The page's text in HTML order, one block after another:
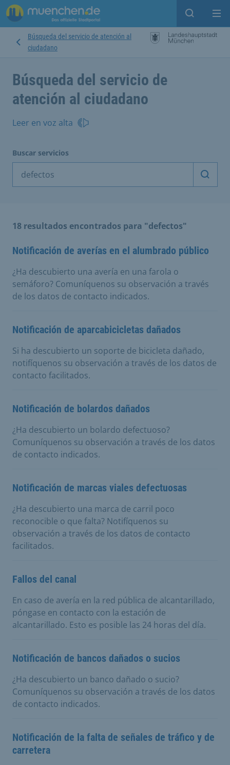
Open
Búsqueda del servicio de atención al
ciudadano
Búsqueda del servicio de
atención al ciudadano
Leer en voz alta
Buscar servicios
18 resultados encontrados para "defectos"
Notificación de averías en el alumbrado público
¿Ha descubierto una avería en una farola o
semáforo? Comuníquenos su observación a través
de los datos de contacto indicados.
Notificación de aparcabicicletas dañados
Si ha descubierto un soporte de bicicleta dañado,
notifíquenos su observación a través de los datos de
contacto facilitados.
Notificación de bolardos dañados
¿Ha descubierto un bolardo defectuoso?
Comuníquenos su observación a través de los datos
de contacto indicados.
Notificación de marcas viales defectuosas
¿Ha descubierto una marca de carril poco
reconocible o que falta? Notifíquenos su
observación a través de los datos de contacto
facilitados.
Fallos del canal
En caso de avería en la red pública de alcantarillado,
póngase en contacto con la estación de
alcantarillado. Esto es posible las 24 horas del día.
Notificación de bancos dañados o sucios
¿Ha descubierto un banco dañado o sucio?
Comuníquenos su observación a través de los datos
de contacto indicados.
Notificación de la falta de señales de tráfico y de
carretera